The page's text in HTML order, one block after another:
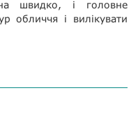
швидко, і головне
обличчя і вилікувати